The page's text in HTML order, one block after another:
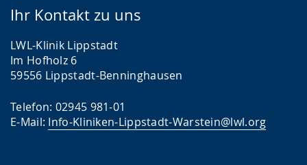
Ihr Kontakt zu uns
LWL-Klinik Lippstadt
Im Hofholz 6
59556 Lippstadt-Benninghausen
Telefon: 02945 981-01
E-Mail: Info-Kliniken-Lippstadt-Warstein@lwl.org